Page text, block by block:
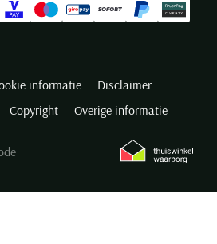
informatie
Disclaimer
Copyright Overige informatie